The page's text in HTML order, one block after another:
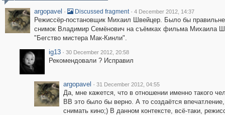
argopavel · Discussed fragment · 4 December 2012, 14:37
Режиссёр-постановщик Михаил Швейцер. Было бы
снимок Владимир Семёнович на съёмках фильма Михаила
"Бегство мистера Мак-Кинли".
ig13 · 30 December 2012, 20:58
Рекомендовали ? Исправил
argopavel · 31 December 2012, 04:55
Да, мне кажется, что в отношении именно такого
ВВ это было бы верно. А то создаётся
снимать кино;) В данном контексте, всё-таки,